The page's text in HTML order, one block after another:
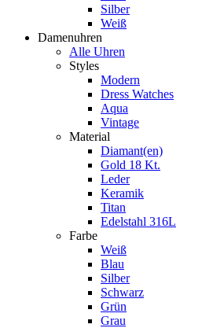
Silber
Weiß
Damenuhren
Alle Uhren
Styles
Modern
Dress Watches
Aqua
Vintage
Material
Diamant(en)
Gold 18 Kt.
Leder
Keramik
Titan
Edelstahl 316L
Farbe
Weiß
Blau
Silber
Schwarz
Grün
Grau